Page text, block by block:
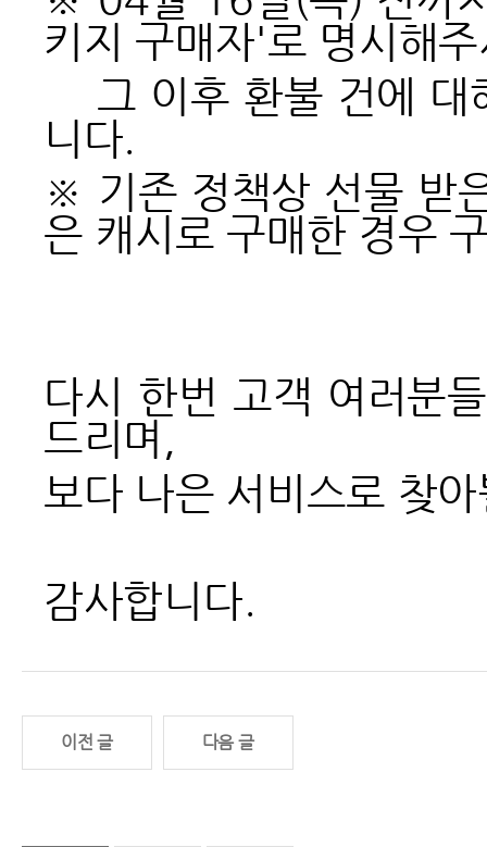
키지 구매자'로 명시해
그 이후 환불 건에 대
니다.
※ 기존 정책상 선물 받
은 캐시로 구매한 경우
다시 한번 고객 여러분
드리며,
보다 나은 서비스로 찾
감사합니다.
이전 글 다음 글